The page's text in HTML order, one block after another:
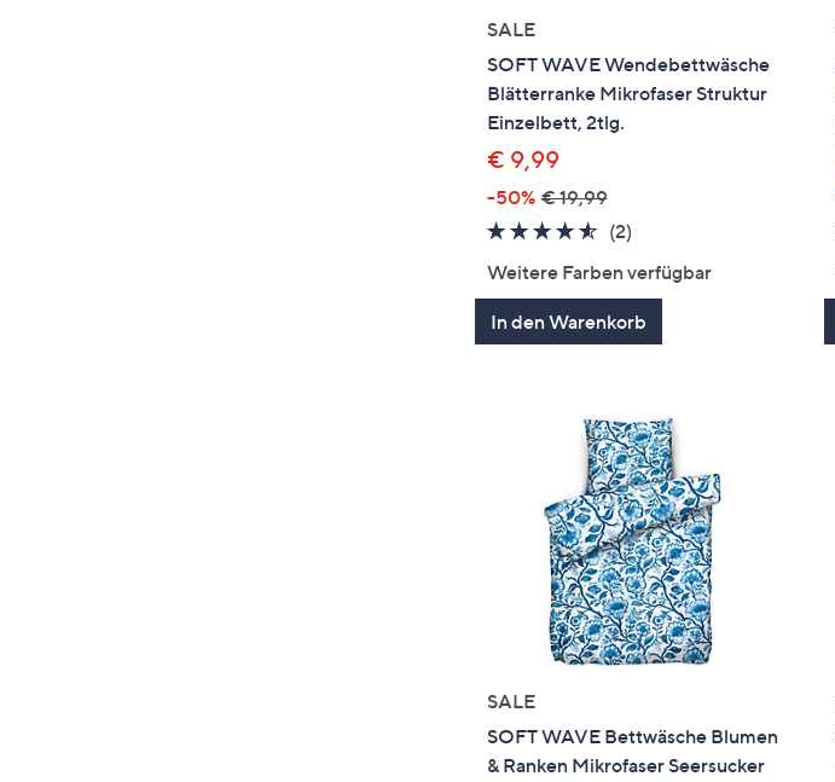
SALE
SOFT WAVE Wendebettwäsche
Blätterranke Mikrofaser Struktur
Einzelbett, 2tlg.
€ 9,99
-50% € 19,99
4.5
5
(2)2
Weitere Farben verfügbar
In den Warenkorb
SALE
SOFT WAVE Bettwäsche Blumen
& Ranken Mikrofaser Seersucker